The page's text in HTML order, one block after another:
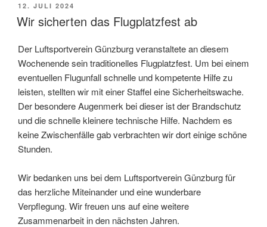
VERÖFFENTLICHT
AM
12. JULI 2024
Wir sicherten das Flugplatzfest ab
Der Luftsportverein Günzburg veranstaltete an diesem
Wochenende sein traditionelles Flugplatzfest. Um bei einem
eventuellen Flugunfall schnelle und kompetente Hilfe zu
leisten, stellten wir mit einer Staffel eine Sicherheitswache.
Der besondere Augenmerk bei dieser ist der Brandschutz
und die schnelle kleinere technische Hilfe. Nachdem es
keine Zwischenfälle gab verbrachten wir dort einige schöne
Stunden.
Wir bedanken uns bei dem Luftsportverein Günzburg für
das herzliche Miteinander und eine wunderbare
Verpflegung. Wir freuen uns auf eine weitere
Zusammenarbeit in den nächsten Jahren.